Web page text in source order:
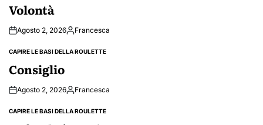
Volontà
Agosto 2, 2026PostedFrancesca
POSTED
CAPIRE LE BASI DELLA ROULETTE
Consiglio
Agosto 2, 2026PostedFrancesca
POSTED
CAPIRE LE BASI DELLA ROULETTE